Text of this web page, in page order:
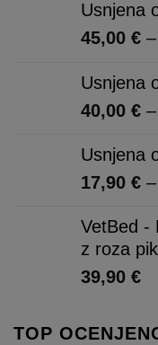
Usnjena
45,00 € –
Usnjena
40,00 € –
Usnjena
17,90 € –
VetBed -
z roza
39,90 €
TOP